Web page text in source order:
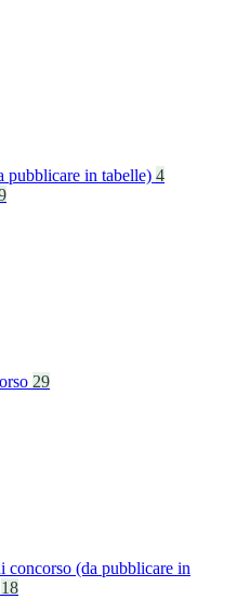
pubblicare in tabelle) 4
29
concorso (da pubblicare in
18